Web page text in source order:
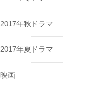
2017年秋ドラマ
2017年夏ドラマ
映画